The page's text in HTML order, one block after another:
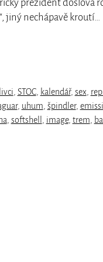
prezident doslova
jiný nechápavě kroutí…
STOC, kalendář, sex
, uhum špindler,
softshell image, trem